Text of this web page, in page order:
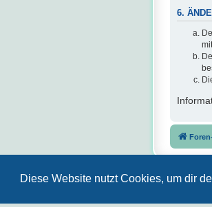
Diese Website nutzt Cookies, um dir
6.